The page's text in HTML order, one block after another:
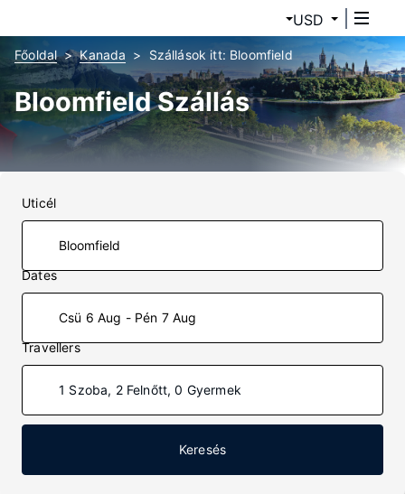
USD
Főoldal Kanada Szállások itt: Bloomfield
Bloomfield Szállás
Uticél
Dates
Csü 6 Aug - Pén 7 Aug
Travellers
1 Szoba, 2 Felnőtt, 0 Gyermek
Keresés